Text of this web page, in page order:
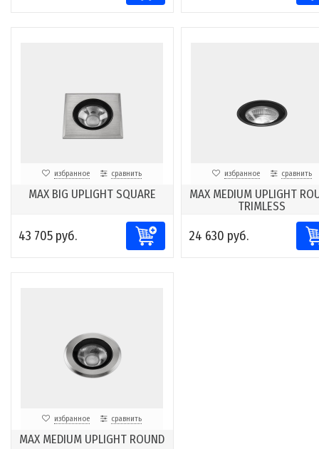
избранное сравнить
MAX BIG UPLIGHT SQUARE
43 705 руб.
избранное сравнить
MAX MEDIUM UPLIGHT
TRIMLESS
24 630 руб.
избранное сравнить
MAX MEDIUM UPLIGHT ROUND